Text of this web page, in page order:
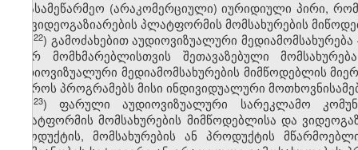
არასამეწარმეო (არაკომერციული) იურიდიული პირი,
და ვიდეოგაზიარების პლატფორმის მომსახურების
22) გამოძახებით აუდიოვიზუალური
მიერ მომხმარებლისთვის შეთავაზებული
აუდიოვიზუალური მედიამომსახურების მიმწოდებლის
უყუროს პროგრამებს მისი ინდივიდუალური
23) ფარული აუდიოვიზუალური სარეკლამო
პლატფორმის მომსახურების მიმწოდებლისა და
პროდუქტის, მომსახურების ან პროდუქტის